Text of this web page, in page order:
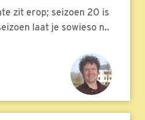
zit erop; seizoen 20 is
laat je sowieso n..